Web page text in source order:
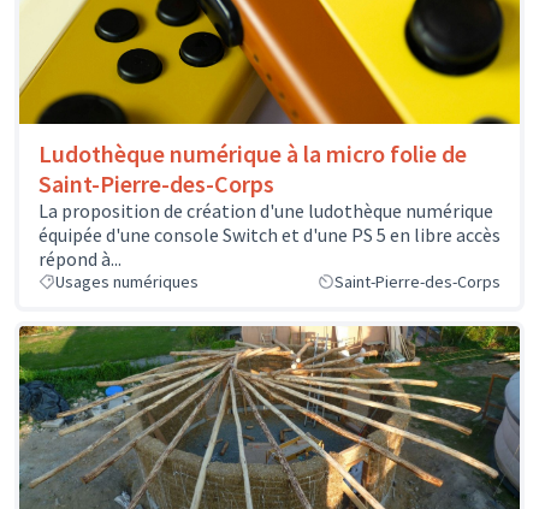
Ludothèque numérique à la micro folie de
Saint-Pierre-des-Corps
La proposition de création d'une ludothèque numérique
équipée d'une console Switch et d'une PS 5 en libre accès
répond à...
Usages numériques Saint-Pierre-des-Corps